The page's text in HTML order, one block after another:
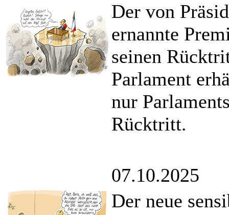
Der von
ernannte
seinen
Parlament
nur
Rücktritt.
07.10.2025
Der neue